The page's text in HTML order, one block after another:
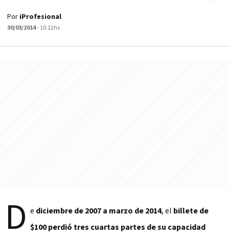
Por iProfesional
30/03/2014- 10:12hs
D e diciembre de 2007 a marzo de 2014, el billete de
$100 perdió tres cuartas partes de su capacidad